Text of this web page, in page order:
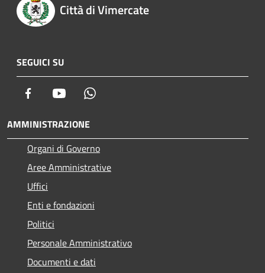
Città di Vimercate
SEGUICI SU
Facebook Youtube
AMMINISTRAZIONE
Organi di Governo
Aree Amministrative
Uffici
Enti e fondazioni
Politici
Personale Amministrativo
Documenti e dati